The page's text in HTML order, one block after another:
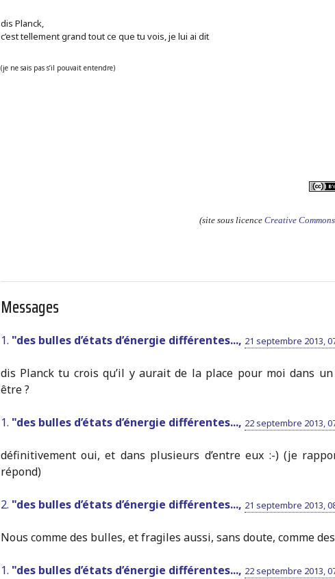
dis Planck,
c’est tellement grand tout ce que tu vois, je lui ai dit
(je ne sais pas s’il pouvait entendre)
(site sous licence Creative Commons
Messages
1. "des bulles d’états d’énergie différentes..., 21 septembre 2013,
dis Planck tu crois qu’il y aurait de la place pour moi dans
être ?
1. "des bulles d’états d’énergie différentes..., 22 septembre 2013,
définitivement oui, et dans plusieurs d’entre eux :-) (je
répond)
2. "des bulles d’états d’énergie différentes..., 21 septembre 2013,
Nous comme des bulles, et fragiles aussi, sans doute, comme
1. "des bulles d’états d’énergie différentes..., 22 septembre 2013,